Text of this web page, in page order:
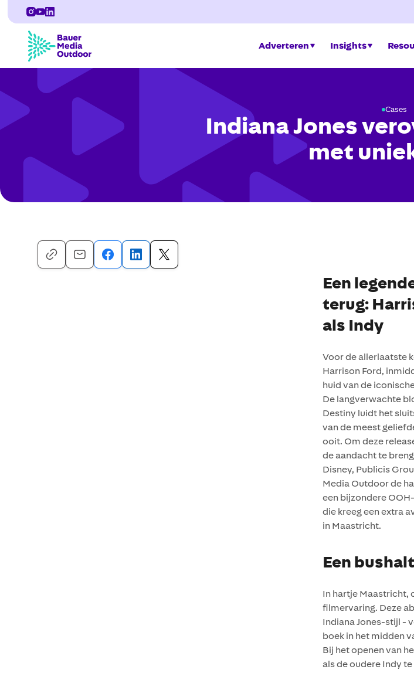
Adverteren Insights
Cases
Indiana Jones
met
Een
terug:
als Indy
Voor de allerlaatste
Harrison Ford,
huid van de
De langverwachte
Destiny luidt het
van de meest
ooit. Om deze
de aandacht te
Disney, Publicis
Media Outdoor de
een bijzondere
die kreeg een extra
in Maastricht.
Een
In hartje Maastricht,
filmervaring. Deze
Indiana Jones-stijl -
boek in het midden
Bij het openen van
als de oudere Indy